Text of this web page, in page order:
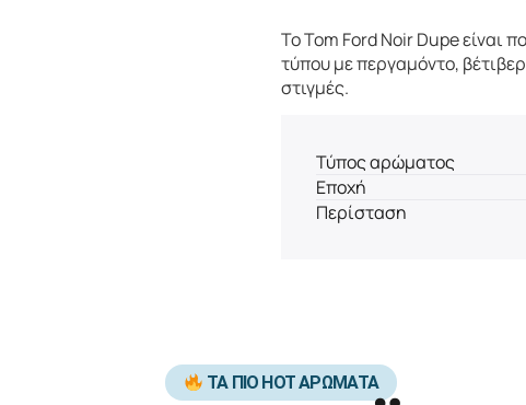
Το Tom Ford Noir Dupe είναι
τύπου με περγαμόντο,
στιγμές.
Τύπος αρώματος
Εποχή
Περίσταση
ΤΑ ΠΙΟ HOT ΑΡΩΜΑΤΑ